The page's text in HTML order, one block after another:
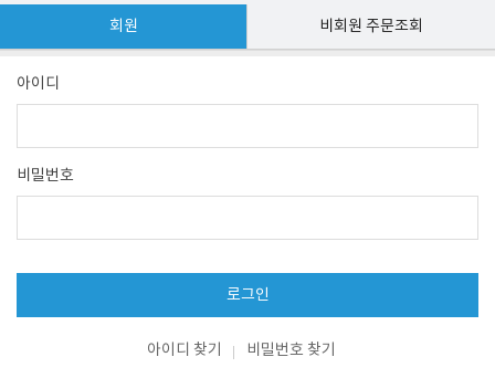
회원 비회원 주문조회
아이디
비밀번호
로그인
아이디 찾기 비밀번호 찾기